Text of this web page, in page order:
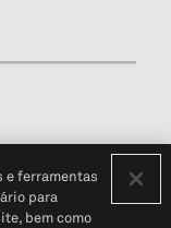
(em inglês)
S&P Global
e ferramentas
para
bem como